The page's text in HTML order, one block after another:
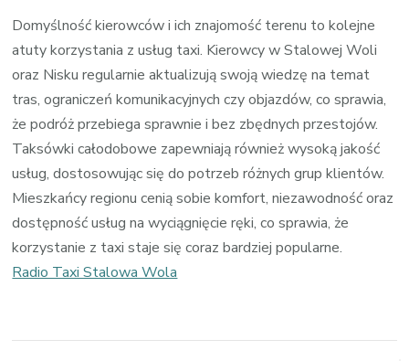
Domyślność kierowców i ich znajomość terenu to kolejne
atuty korzystania z usług taxi. Kierowcy w Stalowej Woli
oraz Nisku regularnie aktualizują swoją wiedzę na temat
tras, ograniczeń komunikacyjnych czy objazdów, co sprawia,
że podróż przebiega sprawnie i bez zbędnych przestojów.
Taksówki całodobowe zapewniają również wysoką jakość
usług, dostosowując się do potrzeb różnych grup klientów.
Mieszkańcy regionu cenią sobie komfort, niezawodność oraz
dostępność usług na wyciągnięcie ręki, co sprawia, że
korzystanie z taxi staje się coraz bardziej popularne.
Radio Taxi Stalowa Wola